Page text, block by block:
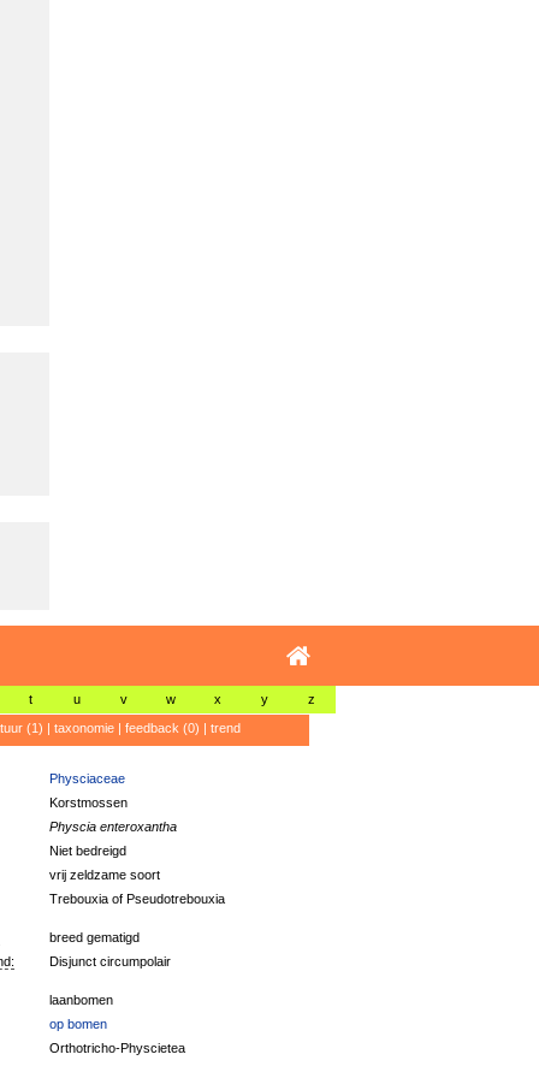
t u v w x y z
(1) | taxonomie| feedback (0) | trend
Physciaceae
Korstmossen
Physcia enteroxantha
Niet bedreigd
vrij zeldzame soort
Trebouxia of Pseudotrebouxia
breed gematigd
Disjunct circumpolair
laanbomen
op bomen
Orthotricho-Physcietea